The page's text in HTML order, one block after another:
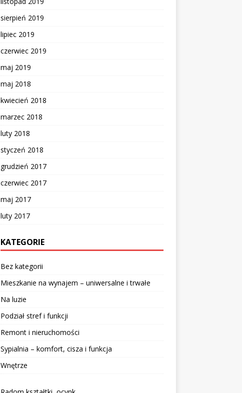
sierpień 2019
lipiec 2019
czerwiec 2019
maj 2019
maj 2018
kwiecień 2018
marzec 2018
luty 2018
styczeń 2018
grudzień 2017
czerwiec 2017
maj 2017
luty 2017
KATEGORIE
Bez kategorii
Mieszkanie na wynajem – uniwersalne i trwałe
Na luzie
Podział stref i funkcji
Remont i nieruchomości
Sypialnia – komfort, cisza i funkcja
Wnętrze